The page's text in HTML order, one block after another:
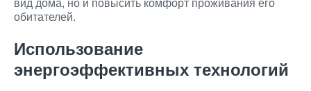
обитателей.
Использование
энергоэффективных технологий